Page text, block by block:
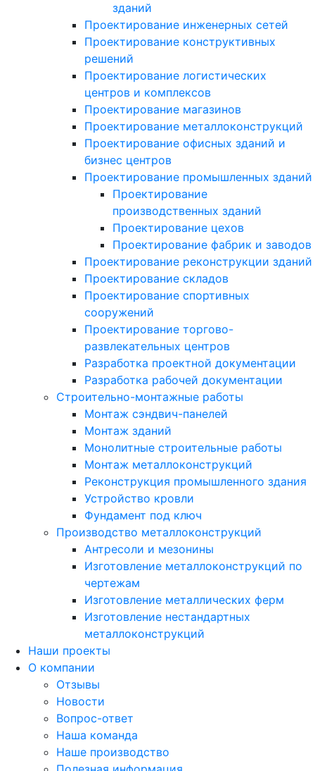
зданий
Проектирование инженерных сетей
Проектирование конструктивных
решений
Проектирование логистических
центров и комплексов
Проектирование магазинов
Проектирование металлоконструкций
Проектирование офисных зданий и
бизнес центров
Проектирование промышленных зданий
Проектирование
производственных зданий
Проектирование цехов
Проектирование фабрик и заводов
Проектирование реконструкции зданий
Проектирование складов
Проектирование спортивных
сооружений
Проектирование торгово-
развлекательных центров
Разработка проектной документации
Разработка рабочей документации
Строительно-монтажные работы
Монтаж сэндвич-панелей
Монтаж зданий
Монолитные строительные работы
Монтаж металлоконструкций
Реконструкция промышленного здания
Устройство кровли
Фундамент под ключ
Производство металлоконструкций
Антресоли и мезонины
Изготовление металлоконструкций по
чертежам
Изготовление металлических ферм
Изготовление нестандартных
металлоконструкций
Наши проекты
О компании
Отзывы
Новости
Вопрос-ответ
Наша команда
Наше производство